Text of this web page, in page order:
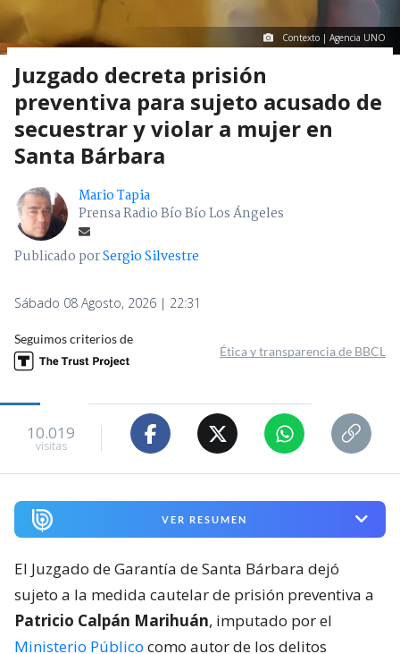
Contexto | Agencia UNO
Juzgado decreta prisión
preventiva para sujeto acusado de
secuestrar y violar a mujer en
Santa Bárbara
Mario Tapia
Prensa Radio Bío Bío Los Ángeles
Publicado porSergio Silvestre
Sábado 08 Agosto, 2026 | 22:31
Seguimos criterios de
Ética y transparencia de BBCL
10.019
visitas
VER RESUMEN
El Juzgado de Garantía de Santa Bárbara dejó
sujeto a la medida cautelar de prisión preventiva a
Patricio Calpán Marihuán, imputado por el
Ministerio Público como autor de los delitos